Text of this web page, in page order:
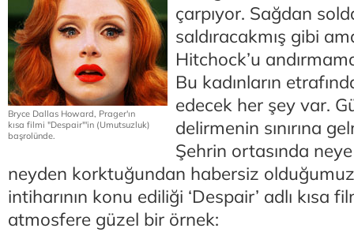
Bryce Dallas Howard, Prager'ın
kısa filmi "Despair"'in (Umutsuzluk)
başrolünde.
çarpıyor. Sağdan
saldıracakmış gibi
Hitchock’u
Bu kadınların
edecek her şey var.
delirmenin sınırına
Şehrin ortasında
neyden korktuğundan habersiz olduğumuz
intiharının konu ediliği ‘Despair’ adlı kısa
atmosfere güzel bir örnek: